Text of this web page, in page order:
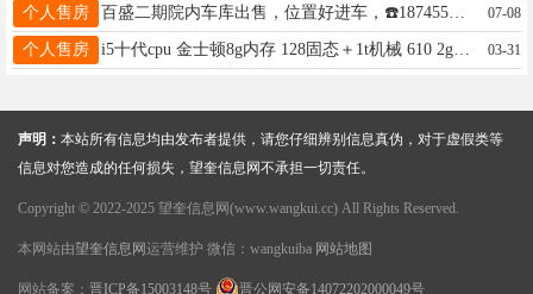
个人售房 百盛二期院内车库出售，位置好进车，☎️18745554088 07-08
个人售房 i5十代cpu 金士顿8g内存 128固态＋1t机械 610 2g显卡 15636410044 03-31
声明： 本站所有信息均由发布者提供，请您仔细辨别信息真伪，对于虚假类等
信息对您造成的任何损失，望奎信息网不承担一切责任。
Copyright © 2022-2025 望奎信息网(www.wangkui.cc) All Rights Reserved.
本网站由望奎信息网 运营维护 微信：wangkuiba 网站地图
网站备案： 晋ICP备15003148号 晋公网安备14072202000049号